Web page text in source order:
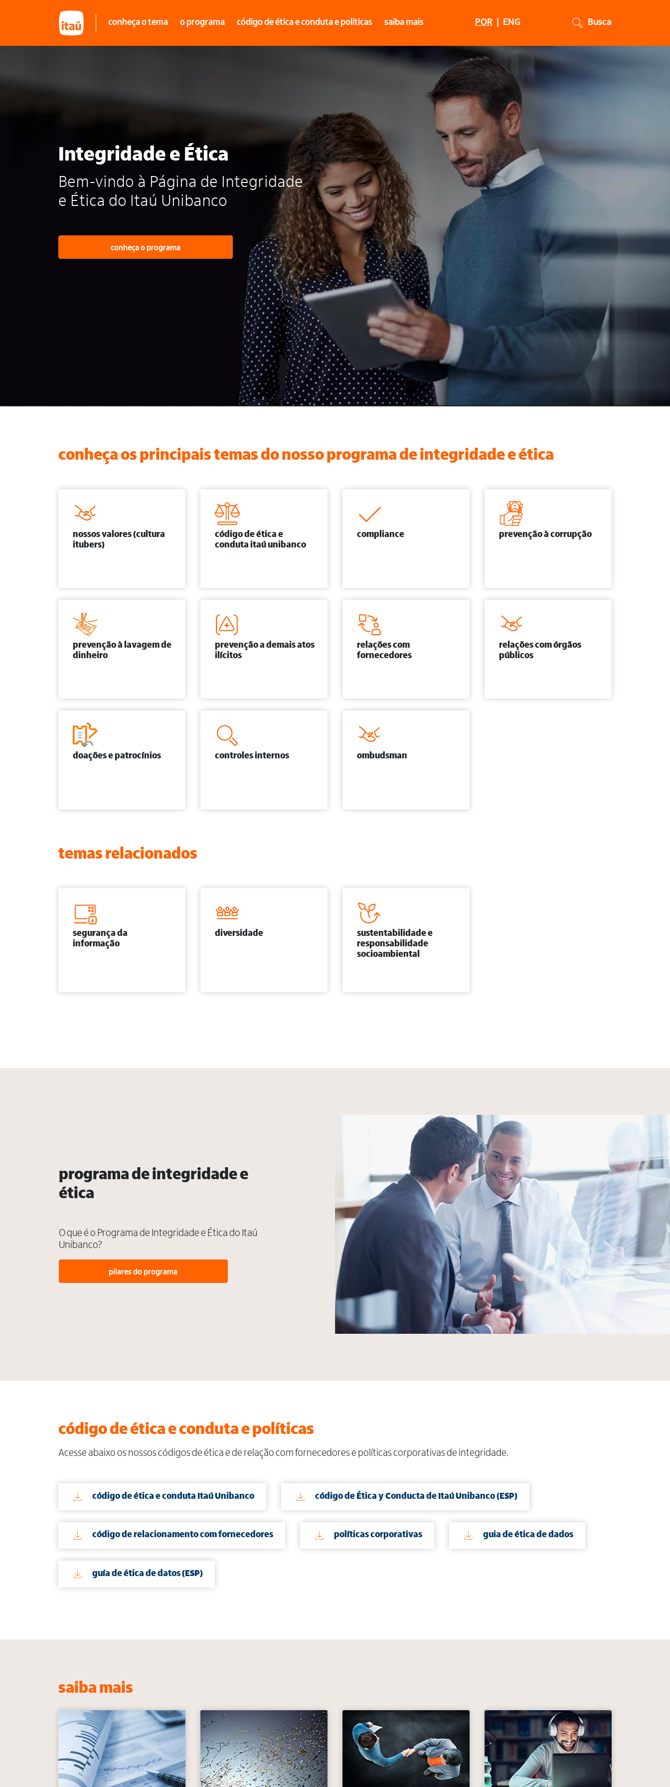
ENG
POR
conheça o tema o programa código de ética e conduta e políticas saiba mais Busca
Integridade e Ética
Bem-vindo à Página de Integridade
e Ética do Itaú Unibanco
conheça o programa
conheça os principais temas do nosso programa de integridade e ética
nossos valores (cultura
itubers)
código de ética e
conduta itaú unibanco
compliance prevenção à corrupção
prevenção à lavagem de
dinheiro
prevenção a demais atos
ilícitos
relações com
fornecedores
relações com órgãos
públicos
doações e patrocínios controles internos ombudsman
temas relacionados
segurança da
informação
diversidade
sustentabilidade e
responsabilidade
socioambiental
programa de integridade e
ética
O que é o Programa de Integridade e Ética do Itaú
Unibanco?
pilares do programa
código de ética e conduta e políticas
Acesse abaixo os nossos códigos de ética e de relação com fornecedores e políticas corporativas de integridade.
código de ética e conduta Itaú Unibanco código de Ética y Conducta de Itaú Unibanco (ESP)
código de relacionamento com fornecedores políticas corporativas guia de ética de dados
guía de ética de datos (ESP)
saiba mais